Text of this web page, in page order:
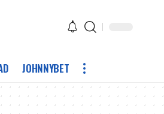
JOHNNYBET